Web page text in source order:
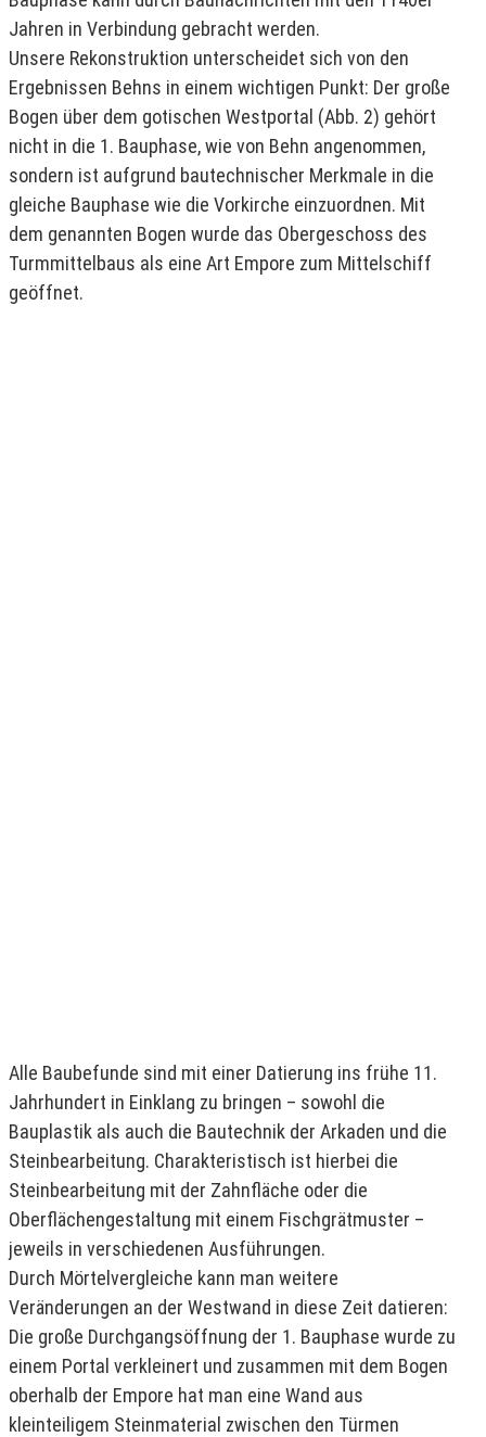
Jahren in Verbindung gebracht werden.
Unsere Rekonstruktion unterscheidet sich von den
Ergebnissen Behns in einem wichtigen Punkt: Der große
Bogen über dem gotischen Westportal (Abb. 2) gehört
nicht in die 1. Bauphase, wie von Behn angenommen,
sondern ist aufgrund bautechnischer Merkmale in die
gleiche Bauphase wie die Vorkirche einzuordnen. Mit
dem genannten Bogen wurde das Obergeschoss des
Turmmittelbaus als eine Art Empore zum Mittelschiff
geöffnet.
Alle Baubefunde sind mit einer Datierung ins frühe 11.
Jahrhundert in Einklang zu bringen – sowohl die
Bauplastik als auch die Bautechnik der Arkaden und die
Steinbearbeitung. Charakteristisch ist hierbei die
Steinbearbeitung mit der Zahnfläche oder die
Oberflächengestaltung mit einem Fischgrätmuster –
jeweils in verschiedenen Ausführungen.
Durch Mörtelvergleiche kann man weitere
Veränderungen an der Westwand in diese Zeit datieren:
Die große Durchgangsöffnung der 1. Bauphase wurde zu
einem Portal verkleinert und zusammen mit dem Bogen
oberhalb der Empore hat man eine Wand aus
kleinteiligem Steinmaterial zwischen den Türmen